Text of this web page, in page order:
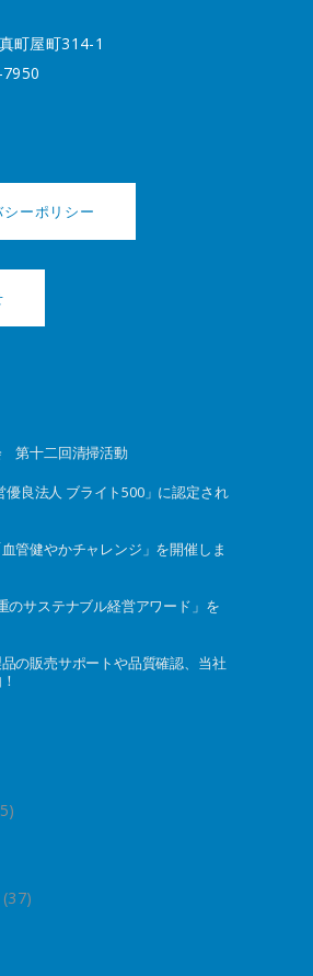
町屋町314-1
シーポリシー
第十二回清掃活動
優良法人 ブライト500」に認定され
管健やかチャレンジ」を開催しま
のサステナブル経営アワード」を
の販売サポートや品質確認、当社
(37)